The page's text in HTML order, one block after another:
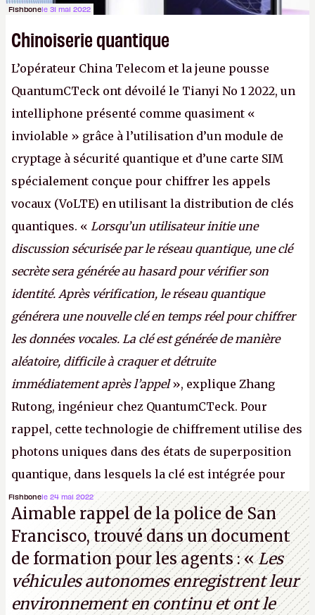
Fishbonele 31 mai 2022
Chinoiserie quantique
L’opérateur China Telecom et la jeune pousse
QuantumCTeck ont dévoilé le Tianyi No 1 2022, un
intelliphone présenté comme quasiment «
inviolable » grâce à l’utilisation d’un module de
cryptage à sécurité quantique et d’une carte SIM
spécialement conçue pour chiffrer les appels
vocaux (VoLTE) en utilisant la distribution de clés
quantiques. « Lorsqu’un utilisateur initie une
discussion sécurisée par le réseau quantique, une clé
secrète sera générée au hasard pour vérifier son
identité. Après vérification, le réseau quantique
générera une nouvelle clé en temps réel pour chiffrer
les données vocales. La clé est générée de manière
aléatoire, difficile à craquer et détruite
immédiatement après l’appel», explique Zhang
Rutong, ingénieur chez QuantumCTeck. Pour
rappel, cette technologie de chiffrement utilise des
photons uniques dans des états de superposition
quantique, dans lesquels la clé est intégrée pour
garantir une sécurité inconditionnelle entre des
parties distantes. Vous ne comprenez rien ? C’est
normal, ça fait toujours ça avec le quantique.
(Crédit photo : China Telecom)
Fishbonele 24 mai 2022
Aimable rappel de la police de San
Francisco, trouvé dans un document
de formation pour les agents : «Les
véhicules autonomes enregistrent leur
environnement en continu et ont le